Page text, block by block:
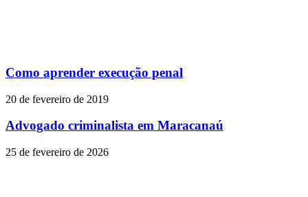
Como aprender execução penal
20 de fevereiro de 2019
Advogado criminalista em Maracanaú
25 de fevereiro de 2026